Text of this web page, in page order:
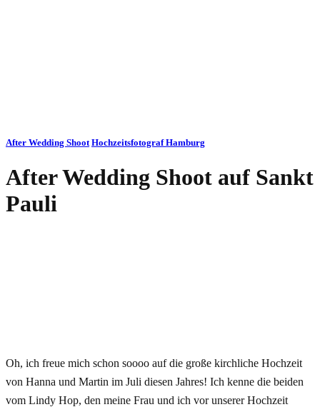
After Wedding Shoot Hochzeitsfotograf Hamburg
After Wedding Shoot auf Sankt
Pauli
Oh, ich freue mich schon soooo auf die große kirchliche Hochzeit
von Hanna und Martin im Juli diesen Jahres! Ich kenne die beiden
vom Lindy Hop, den meine Frau und ich vor unserer Hochzeit